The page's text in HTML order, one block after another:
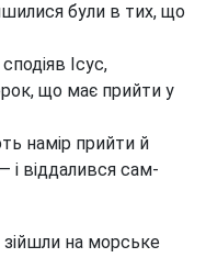
були в тих, що
Ісус,
що має прийти у
намір прийти й
і віддалився сам-
зійшли на морське